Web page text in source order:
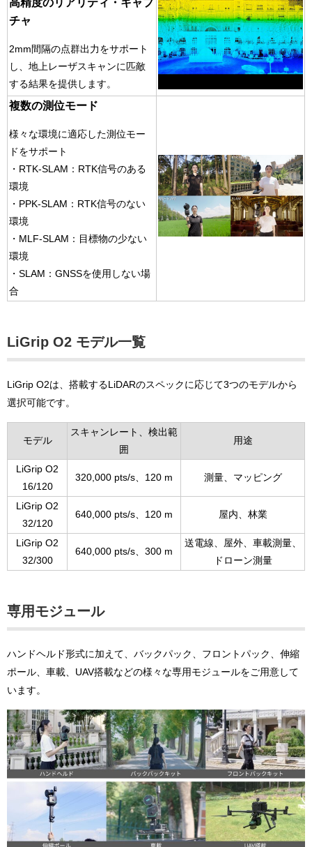
高精度のリアリティ・キャプ
チャ
2mm間隔の点群出力をサポート
し、地上レーザスキャンに匹敵
する結果を提供します。
複数の測位モード
様々な環境に適応した測位モー
ドをサポート
・RTK-SLAM：RTK信号のある
環境
・PPK-SLAM：RTK信号のない
環境
・MLF-SLAM：目標物の少ない
環境
・SLAM：GNSSを使用しない場
合
LiGrip O2 モデル一覧
LiGrip O2は、搭載するLiDARのスペックに応じて3つのモデルから
選択可能です。
モデル
スキャンレート、検出範
囲
用途
LiGrip O2
16/120
320,000 pts/s、120 m 測量、マッピング
LiGrip O2
32/120
640,000 pts/s、120 m 屋内、林業
LiGrip O2
32/300
640,000 pts/s、300 m
送電線、屋外、 車載測量、
ドローン測量
専用モジュール
ハンドヘルド形式に加えて、バックパック、フロントパック、伸縮
ポール、車載、UAV搭載などの様々な専用モジュールをご用意して
います。